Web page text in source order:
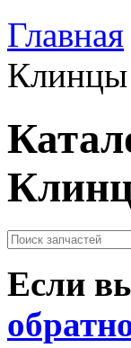
Главная
Если